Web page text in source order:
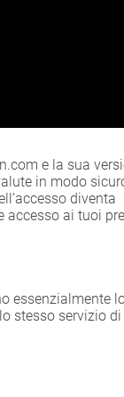
e la sua
in modo
diventa
accesso ai tuoi
essenzialmente
stesso servizio di